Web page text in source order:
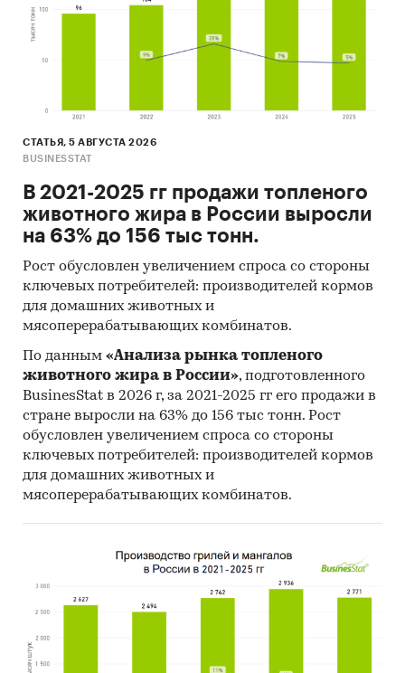
специализированные издания,
аналитические обзоры.
Ресурсы сети Интернет в России и мире.
мирового рынков.
консалтинговых агентств.
Материалы отраслевых учреждений и базы
Результаты ценовых мониторингов.
Материалы и базы данных статистики ООН
(United Nations Statistics Division:
Commodity Trade Statistics, Industrial
Commodity Statistics, Food and Agriculture
Organization и др.).
Материалы Международного Валютного
Фонда (International Monetary Fund).
Материалы Всемирного банка (World Bank).
сотрудничества и развития (Organization for
Economic Cooperation and Development).
СТАТЬЯ, 5 АВГУСТА 2026
BUSINESSTAT
В 2021-2025 гг продажи топленого
животного жира в России выросли
на 63% до 156 тыс тонн.
Рост обусловлен увеличением спроса со стороны
ключевых потребителей: производителей кормов
для домашних животных и
мясоперерабатывающих комбинатов.
По данным «Анализа рынка топленого
животного жира в России», подготовленного
BusinesStat в 2026 г, за 2021-2025 гг его продажи в
стране выросли на 63% до 156 тыс тонн. Рост
обусловлен увеличением спроса со стороны
ключевых потребителей: производителей кормов
для домашних животных и
мясоперерабатывающих комбинатов.